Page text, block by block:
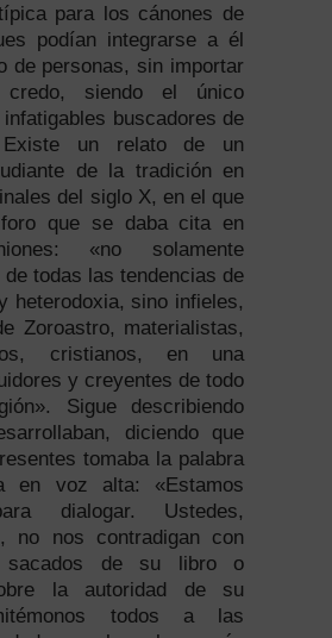
para los cánones de
podían integrarse a él
de personas, sin importar
siendo el único
buscadores de
un relato de un
de la tradición en
del siglo X, en el que
que se daba cita en
«no solamente
de todas las tendencias de
heterodoxia, sino infieles,
Zoroastro, materialistas,
cristianos, en una
y creyentes de todo
Sigue describiendo
diciendo que
tomaba la palabra
en voz alta: «Estamos
dialogar. Ustedes,
no nos contradigan con
sacados de su libro o
la autoridad de su
todos a las